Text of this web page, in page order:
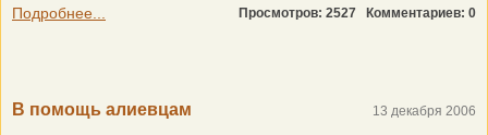
Подробнее...
Просмотров: 2527 Комментариев: 0
В помощь алиевцам 13 декабря 2006